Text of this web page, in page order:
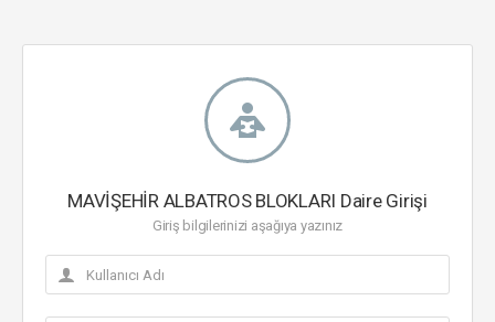
MAVİŞEHİR ALBATROS BLOKLARI Daire Girişi
Giriş bilgilerinizi aşağıya yazınız